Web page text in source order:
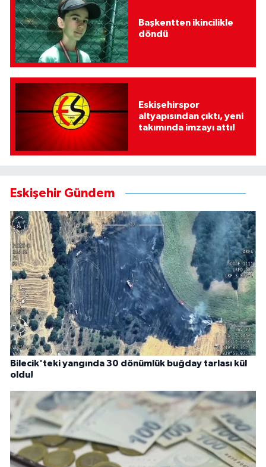
Başkentten ikincilikle
döndü
Eskişehirspor
altyapısından çıktı, yeni
takımında imzayı attı!
Eskişehir Gündem
Bilecik'teki yangında 30 dönümlük buğday tarlası kül
oldu!